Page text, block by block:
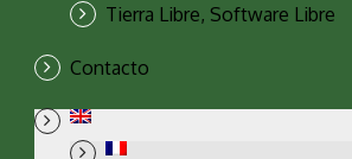
Tierra Libre, Software Libre
Contacto